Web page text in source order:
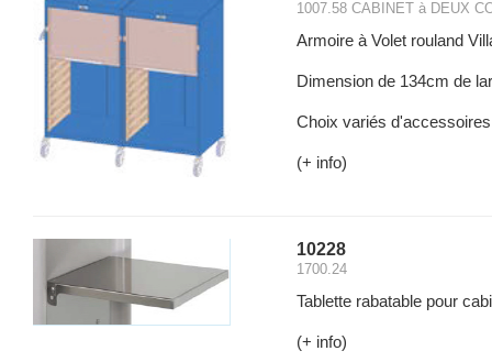
1007.58 CABINET à DEUX
Armoire à Volet rouland
Dimension de 134cm de
Choix variés
(+ info)
10228
1700.24
Tablette rabatable pour
(+ info)